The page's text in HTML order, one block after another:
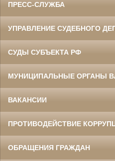
ПРЕСС-СЛУЖБА
УПРАВЛЕНИЕ СУДЕБНОГО
СУДЫ СУБЪЕКТА РФ
МУНИЦИПАЛЬНЫЕ ОРГАНЫ
ВАКАНСИИ
ПРОТИВОДЕЙСТВИЕ
ОБРАЩЕНИЯ ГРАЖДАН